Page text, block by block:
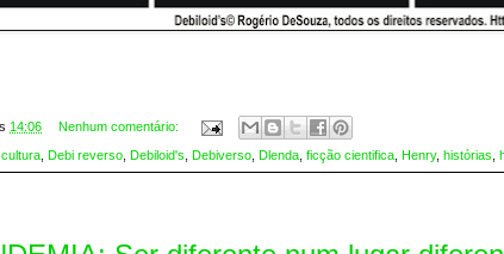
14:06 Nenhum comentário:
cultura, Debi reverso, Debiloid's, Debiverso, Dlenda, ficção cientifica, Henry, histórias,